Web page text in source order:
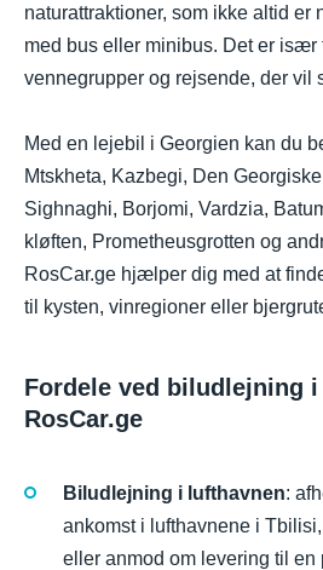
naturattraktioner, som ikke altid er
med bus eller minibus. Det er især
vennegrupper og rejsende, der vil
Med en lejebil i Georgien kan du
Mtskheta, Kazbegi, Den
Sighnaghi, Borjomi, Vardzia,
kløften, Prometheusgrotten og
RosCar.ge hjælper dig med at
til kysten, vinregioner eller
Fordele ved biludlejning i
RosCar.ge
Biludlejning i lufthavnen:
ankomst i lufthavnene i
eller anmod om levering til en